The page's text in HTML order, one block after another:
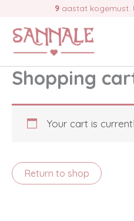
content
9 aastat kogemust.
Shopping
Your cart is
Return to shop